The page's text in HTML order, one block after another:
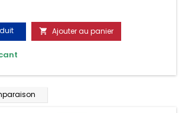
d'arrimer et de sécuriser
pendant le transport. Matière polyester
UV et aux variations de températures,
 Ajouter au panier